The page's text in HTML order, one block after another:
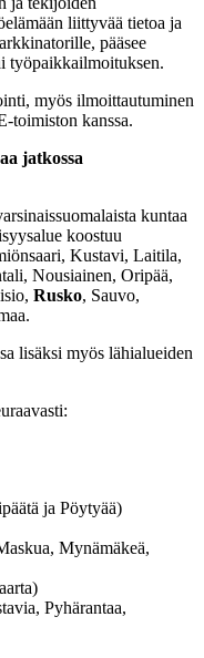
liittyvää tietoa ja
pääsee
työpaikkailmoituksen.
myös ilmoittautuminen
toimiston kanssa.
jatkossa
kuntaa
koostuu
Kustavi, Laitila,
Nousiainen, Oripää,
Rusko, Sauvo,
lisäksi myös lähialueiden
ja Pöytyää)
Mynämäkeä,
Pyhärantaa,